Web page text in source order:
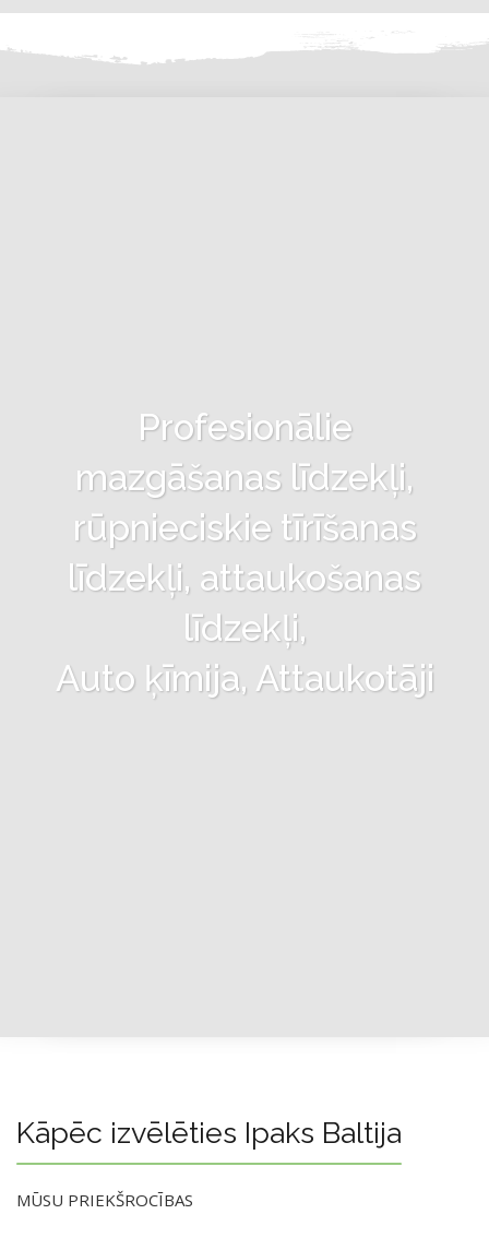
Profesionālie
mazgāšanas līdzekļi,
rūpnieciskie tīrīšanas
līdzekļi, attaukošanas
līdzekļi,
Auto ķīmija, Attaukotāji
Kāpēc izvēlēties Ipaks Baltija
MŪSU PRIEKŠROCĪBAS